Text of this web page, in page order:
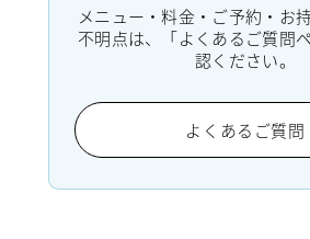
メニュー・料金・ご予約・お
不明点は、「よくあるご質問
認ください。
よくあるご質問